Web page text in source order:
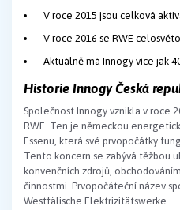
V roce 2015 jsou celková
V roce 2016 se RWE
Aktuálně má Innogy více jak
Historie Innogy Česká
Společnost Innogy vznikla v roce
RWE. Ten je německou
Essenu, která své prvopočátky
Tento koncern se zabývá těžbou
konvenčních zdrojů,
činnostmi. Prvopočáteční název
Westfälische Elektrizitätswerke.